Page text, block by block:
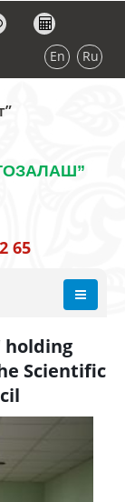
En Ru
65
Scientific